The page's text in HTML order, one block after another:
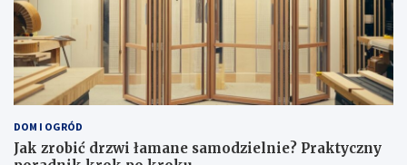
DOM I OGRÓD
Jak zrobić drzwi łamane samodzielnie? Praktyczny